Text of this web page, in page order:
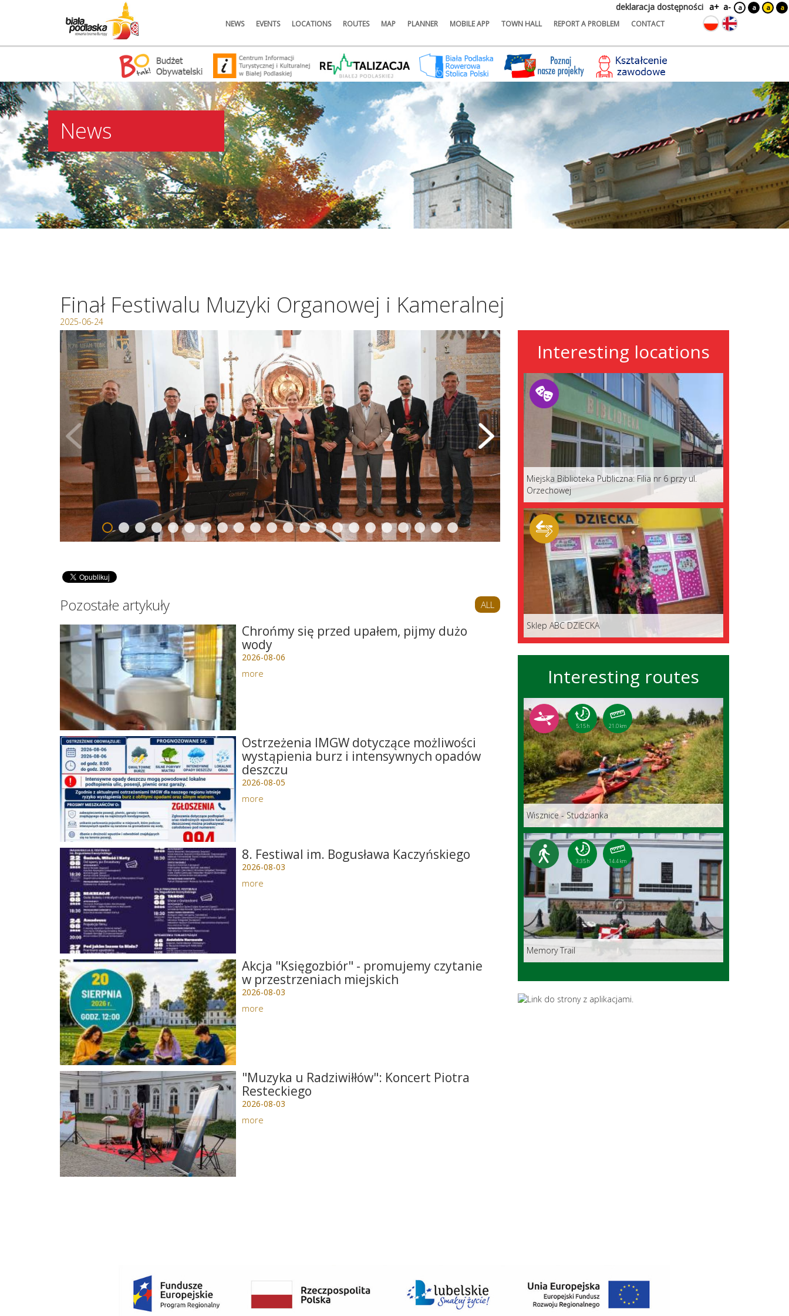
NEWS EVENTS LOCATIONS ROUTES MAP PLANNER MOBILE APP TOWN HALL REPORT A PROBLEM CONTACT
deklaracja dostępności a+ a- a a a a
News
Finał Festiwalu Muzyki Organowej i Kameralnej
2025-06-24
Pozostałe artykuły ALL
Chrońmy się przed upałem, pijmy dużo
wody
2026-08-06
more
Ostrzeżenia IMGW dotyczące możliwości
wystąpienia burz i intensywnych opadów
deszczu
2026-08-05
more
8. Festiwal im. Bogusława Kaczyńskiego
2026-08-03
more
Akcja "Księgozbiór" - promujemy czytanie
w przestrzeniach miejskich
2026-08-03
more
"Muzyka u Radziwiłłów": Koncert Piotra
Resteckiego
2026-08-03
more
Interesting locations
Miejska Biblioteka Publiczna: Filia nr 6 przy ul.
Orzechowej
Sklep ABC DZIECKA
Interesting routes
5:15 h 21.0 km
Wisznice - Studzianka
3:35 h 14.4 km
Memory Trail